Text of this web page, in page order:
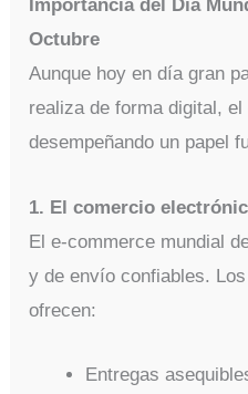
Importancia del Día
Octubre
Aunque hoy en día gran
realiza de forma digital,
desempeñando un papel
1. El comercio
El e-commerce mundial
y de envío confiables.
ofrecen:
Entregas